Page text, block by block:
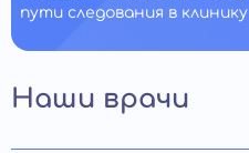
пути следования в клинику
Наши врачи